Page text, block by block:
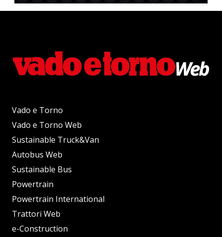
Vado e Torno
Vado e Torno Web
Sustainable Truck&Van
Autobus Web
Sustainable Bus
Powertrain
Powertrain International
Trattori Web
e-Construction